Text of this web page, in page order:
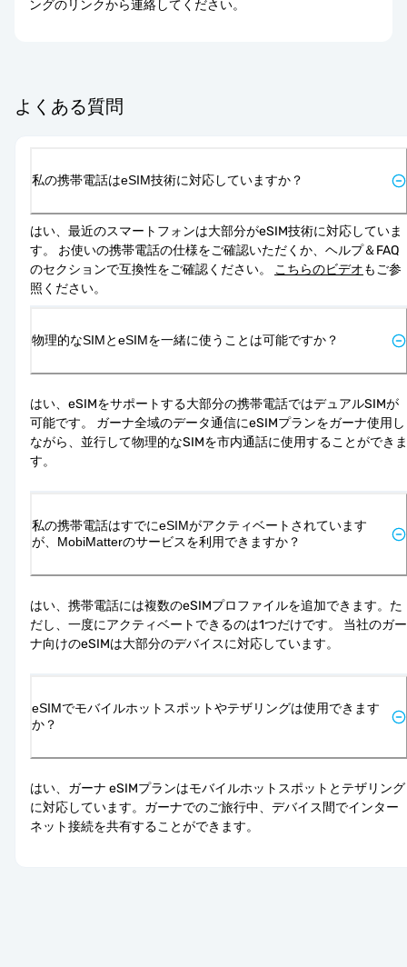
ングのリンクから連絡してください。
よくある質問
私の携帯電話はeSIM技術に対応していますか？
はい、最近のスマートフォンは大部分がeSIM技術に対応していま
す。 お使いの携帯電話の仕様をご確認いただくか、ヘルプ＆FAQ
のセクションで互換性をご確認ください。 こちらのビデオもご参
照ください。
物理的なSIMとeSIMを一緒に使うことは可能ですか？
はい、eSIMをサポートする大部分の携帯電話ではデュアルSIMが
可能です。 ガーナ全域のデータ通信にeSIMプランをガーナ使用し
ながら、並行して物理的なSIMを市内通話に使用することができま
す。
私の携帯電話はすでにeSIMがアクティベートされています
が、MobiMatterのサービスを利用できますか？
はい、携帯電話には複数のeSIMプロファイルを追加できます。た
だし、一度にアクティベートできるのは1つだけです。 当社のガー
ナ向けのeSIMは大部分のデバイスに対応しています。
eSIMでモバイルホットスポットやテザリングは使用できます
か？
はい、ガーナ eSIMプランはモバイルホットスポットとテザリング
に対応しています。ガーナでのご旅行中、デバイス間でインター
ネット接続を共有することができます。